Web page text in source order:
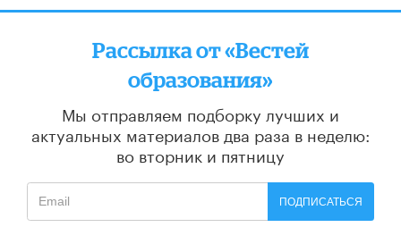
Рассылка от «Вестей
образования»
Мы отправляем подборку лучших и
актуальных материалов два раза в неделю:
во вторник и пятницу
ПОДПИСАТЬСЯ